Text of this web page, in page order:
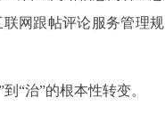
网跟帖评论服务管理规
“治”的根本性转变。